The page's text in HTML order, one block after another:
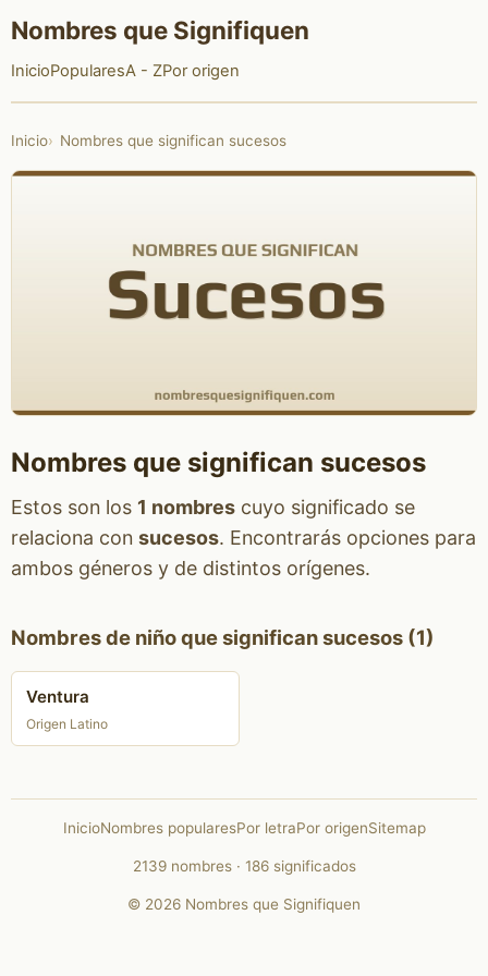
Nombres que Signifiquen
InicioPopularesA - ZPor origen
Inicio Nombres que significan sucesos
Nombres que significan sucesos
Estos son los 1 nombrescuyo significado se
relaciona con sucesos. Encontrarás opciones para
ambos géneros y de distintos orígenes.
Nombres de niño que significan sucesos (1)
Ventura
Origen Latino
InicioNombres popularesPor letraPor origenSitemap
2139 nombres · 186 significados
© 2026 Nombres que Signifiquen